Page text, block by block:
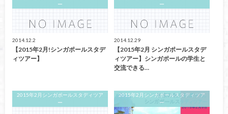
ー
2014.12.2
【2015年2月!シンガポールスタデ
ィツアー】
ー
2014.12.29
【2015年2月 シンガポールスタデ
ィツアー】シンガポールの学生と
交流できる…
2015年2月シンガポールスタディツア
ー
2015年2月シンガポールスタディツア
ー